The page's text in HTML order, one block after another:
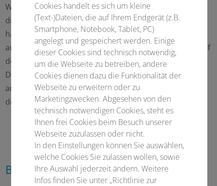
Wir betonen ausführlich, dass wir keinerlei Einfluss auf
die Gestaltung und den Inhalt der gelinkten Seiten
haben. Deshalb distanzieren wir uns hiermit
ausdrücklich von allen Inhalten aller gelinkten Seiten auf
der gesamten Homepage inklusive aller Unterseiten.
Diese Erklärung gilt für alle auf unserer Homepage
angebrachten Links und für alle Inhalte der Seiten, zu
denen Links oder Banner führen.
Bildnachweis
Cookies handelt es sich um kleine
(Text-)Dateien, die auf Ihrem Endgerät (z.B.
Smartphone, Notebook, Tablet, PC)
angelegt und gespeichert werden. Einige
dieser Cookies sind technisch notwendig,
um die Webseite zu betreiben, andere
Cookies dienen dazu die Funktionalität der
Webseite zu erweitern oder zu
Marketingzwecken. Abgesehen von den
technisch notwendigen Cookies, steht es
Ihnen frei Cookies beim Besuch unserer
Webseite zuzulassen oder nicht.
In den Einstellungen können Sie auswählen,
welche Cookies Sie zulassen wollen, sowie
Ihre Auswahl jederzeit ändern. Weitere
Infos finden Sie unter „Richtlinie zur